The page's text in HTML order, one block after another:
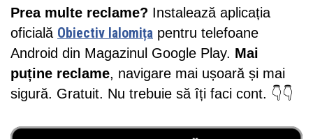
Prea multe reclame? Instalează aplicația
oficială Obiectiv Ialomița pentru telefoane
Android din Magazinul Google Play. Mai
puține reclame, navigare mai ușoară și mai
sigură. Gratuit. Nu trebuie să îți faci cont. 👇👇